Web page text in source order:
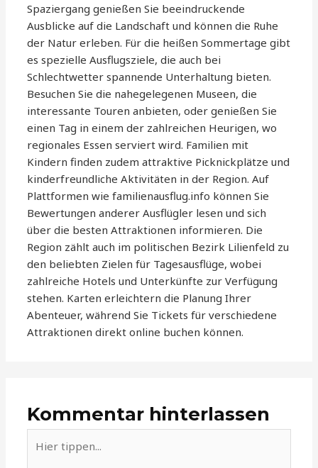
Spaziergang genießen Sie beeindruckende
Ausblicke auf die Landschaft und können die Ruhe
der Natur erleben. Für die heißen Sommertage gibt
es spezielle Ausflugsziele, die auch bei
Schlechtwetter spannende Unterhaltung bieten.
Besuchen Sie die nahegelegenen Museen, die
interessante Touren anbieten, oder genießen Sie
einen Tag in einem der zahlreichen Heurigen, wo
regionales Essen serviert wird. Familien mit
Kindern finden zudem attraktive Picknickplätze und
kinderfreundliche Aktivitäten in der Region. Auf
Plattformen wie familienausflug.info können Sie
Bewertungen anderer Ausflügler lesen und sich
über die besten Attraktionen informieren. Die
Region zählt auch im politischen Bezirk Lilienfeld zu
den beliebten Zielen für Tagesausflüge, wobei
zahlreiche Hotels und Unterkünfte zur Verfügung
stehen. Karten erleichtern die Planung Ihrer
Abenteuer, während Sie Tickets für verschiedene
Attraktionen direkt online buchen können.
Kommentar hinterlassen
tippen...